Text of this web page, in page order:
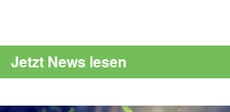
Jetzt News lesen